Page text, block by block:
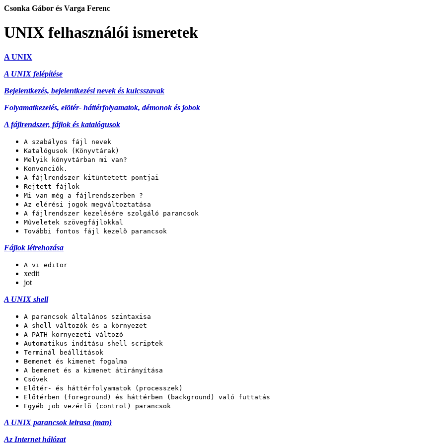
Csonka Gábor és Varga Ferenc
UNIX felhasználói ismeretek
A UNIX
A UNIX felépítése
Bejelentkezés, bejelentkezési nevek és kulcsszavak
Folyamatkezelés, elõtér- háttérfolyamatok, démonok és jobok
A fájlrendszer, fájlok és katalógusok
A szabályos fájl nevek
Katalógusok (Könyvtárak)
Melyik könyvtárban mi van?
Konvenciók.
A fájlrendszer kitüntetett pontjai
Rejtett fájlok
Mi van még a fájlrendszerben ?
Az elérési jogok megváltoztatása
A fájlrendszer kezelésére szolgáló parancsok
Mûveletek szövegfájlokkal
További fontos fájl kezelõ parancsok
Fájlok létrehozása
A vi editor
xedit
jot
A UNIX shell
A parancsok általános szintaxisa
A shell változók és a környezet
A PATH környezeti változó
Automatikus indításu shell scriptek
Terminál beállítások
Bemenet és kimenet fogalma
A bemenet és a kimenet átirányítása
Csövek
Elõtér- és háttérfolyamatok (processzek)
Elõtérben (foreground) és háttérben (background) való futtatás
Egyéb job vezérlõ (control) parancsok
A UNIX parancsok leirasa (man)
Az Internet hálózat